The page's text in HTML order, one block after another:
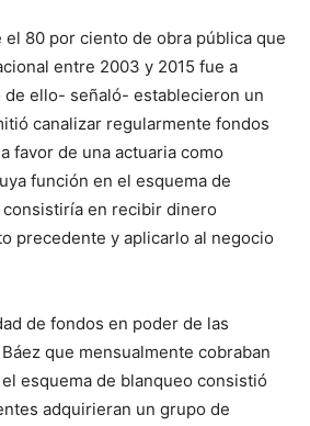
80 por ciento de obra pública que
entre 2003 y 2015 fue a
de ello- señaló- establecieron un
canalizar regularmente fondos
favor de una actuaria como
función en el esquema de
en recibir dinero
precedente y aplicarlo al negocio
de fondos en poder de las
que mensualmente cobraban
esquema de blanqueo consistió
adquirieran un grupo de